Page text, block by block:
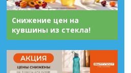
Снижение цен на
кувшины из стекла!